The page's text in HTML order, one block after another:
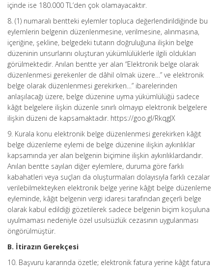
içinde ise 180.000 TL’den çok olamayacaktır.
8. (1) numaralı bentteki eylemler topluca değerlendirildiğinde bu
eylemlerin belgenin düzenlenmesine, verilmesine, alınmasına,
içeriğine, şekline, belgedeki tutarın doğruluğuna ilişkin belge
düzeninin unsurlarını oluşturan yükümlülüklerle ilgili oldukları
görülmektedir. Anılan bentte yer alan “Elektronik belge olarak
düzenlenmesi gerekenler de dâhil olmak üzere…” ve elektronik
belge olarak düzenlenmesi gerekirken…” ibarelerinden
anlaşılacağı üzere, belge düzenine uyma yükümlülüğü sadece
kâğıt belgelere ilişkin düzenle sınırlı olmayıp elektronik belgelere
ilişkin düzeni de kapsamaktadır. https://goo.gl/RkqgJX
9. Kurala konu elektronik belge düzenlenmesi gerekirken kâğıt
belge düzenleme eylemi de belge düzenine ilişkin aykırılıklar
kapsamında yer alan belgenin biçimine ilişkin aykırılıklardandır.
Anılan bentte sayılan diğer eylemlere, duruma göre farklı
kabahatleri veya suçları da oluşturmaları dolayısıyla farklı cezalar
verilebilmekteyken elektronik belge yerine kâğıt belge düzenleme
eyleminde, kâğıt belgenin vergi idaresi tarafından geçerli belge
olarak kabul edildiği gözetilerek sadece belgenin biçim koşuluna
uyulmaması nedeniyle özel usulsüzlük cezasının uygulanması
öngörülmüştür.
B. İtirazın Gerekçesi
10. Başvuru kararında özetle; elektronik fatura yerine kâğıt fatura